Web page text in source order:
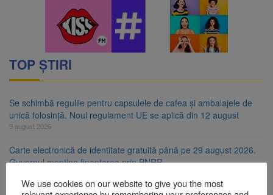
TOP ȘTIRI
Se schimbă regulile pentru capsulele de cafea și ambalajele de
unică folosință. Noul regulament UE se aplică din 12 august
9 august 2026
Carte electronică de identitate gratuită până pe 29 august 2026.
Guvernul menține finanțarea prin PNRR
We use cookies on our website to give you the most